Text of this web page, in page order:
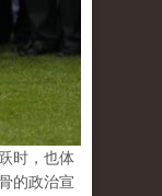
时，也体
的政治宣